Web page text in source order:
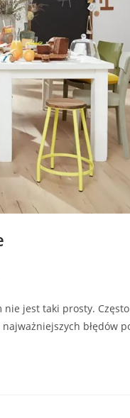
jest taki prosty.
błędów